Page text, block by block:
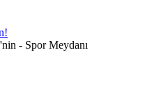
- Spor Meydanı